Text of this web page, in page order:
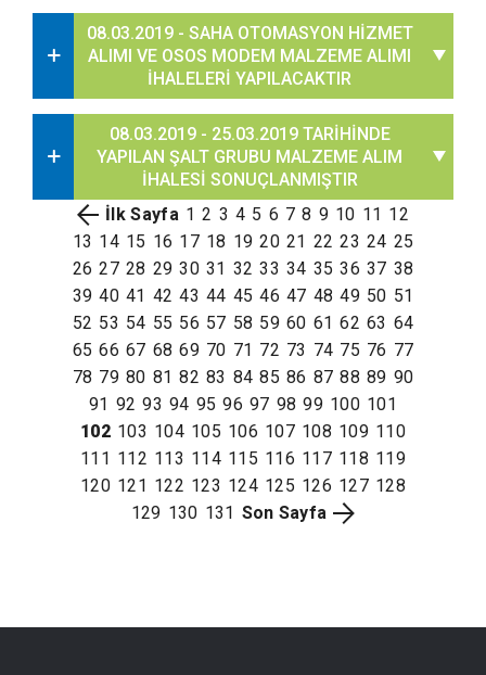
08.03.2019 - SAHA OTOMASYON HİZMET
ALIMI VE OSOS MODEM MALZEME ALIMI
İHALELERİ YAPILACAKTIR
08.03.2019 - 25.03.2019 TARİHİNDE
YAPILAN ŞALT GRUBU MALZEME ALIM
İHALESİ SONUÇLANMIŞTIR
İlk Sayfa 1 2 3 4 5 6 7 8 9 10 11 12
13 14 15 16 17 18 19 20 21 22 23 24 25
26 27 28 29 30 31 32 33 34 35 36 37 38
39 40 41 42 43 44 45 46 47 48 49 50 51
52 53 54 55 56 57 58 59 60 61 62 63 64
65 66 67 68 69 70 71 72 73 74 75 76 77
78 79 80 81 82 83 84 85 86 87 88 89 90
91 92 93 94 95 96 97 98 99 100 101
102 103 104 105 106 107 108 109 110
111 112 113 114 115 116 117 118 119
120 121 122 123 124 125 126 127 128
129 130 131 Son Sayfa